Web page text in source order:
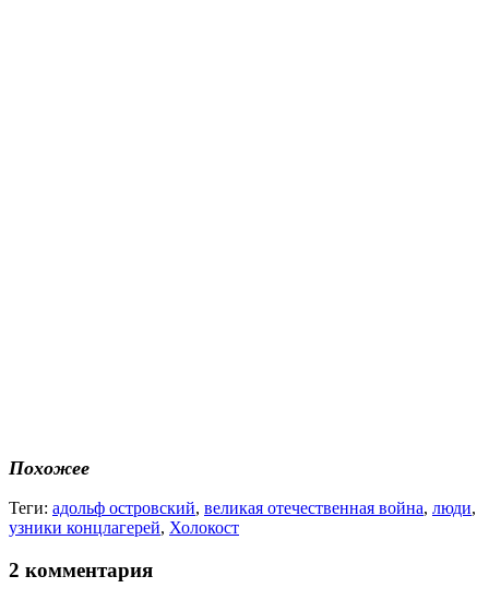
Похожее
Теги: адольф островский, великая отечественная война, люди,
узники концлагерей, Холокост
2 комментария